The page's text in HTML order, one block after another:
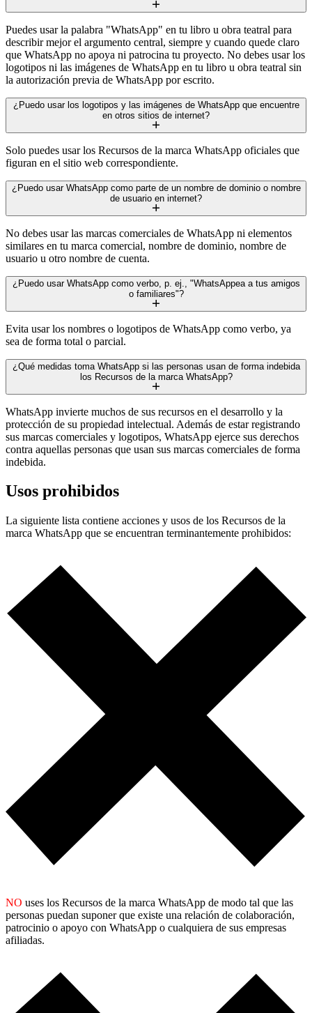
Puedes usar la palabra "WhatsApp" en tu libro u obra teatral para
describir mejor el argumento central, siempre y cuando quede claro
que WhatsApp no apoya ni patrocina tu proyecto. No debes usar los
logotipos ni las imágenes de WhatsApp en tu libro u obra teatral sin
la autorización previa de WhatsApp por escrito.
¿Puedo usar los logotipos y las imágenes de WhatsApp que encuentre
en otros sitios de internet?
Solo puedes usar los Recursos de la marca WhatsApp oficiales que
figuran en el sitio web correspondiente.
¿Puedo usar WhatsApp como parte de un nombre de dominio o nombre
de usuario en internet?
No debes usar las marcas comerciales de WhatsApp ni elementos
similares en tu marca comercial, nombre de dominio, nombre de
usuario u otro nombre de cuenta.
¿Puedo usar WhatsApp como verbo, p. ej., "WhatsAppea a tus amigos
o familiares"?
Evita usar los nombres o logotipos de WhatsApp como verbo, ya
sea de forma total o parcial.
¿Qué medidas toma WhatsApp si las personas usan de forma indebida
los Recursos de la marca WhatsApp?
WhatsApp invierte muchos de sus recursos en el desarrollo y la
protección de su propiedad intelectual. Además de estar registrando
sus marcas comerciales y logotipos, WhatsApp ejerce sus derechos
contra aquellas personas que usan sus marcas comerciales de forma
indebida.
Usos prohibidos
La siguiente lista contiene acciones y usos de los Recursos de la
marca WhatsApp que se encuentran terminantemente prohibidos:
NO uses los Recursos de la marca WhatsApp de modo tal que las
personas puedan suponer que existe una relación de colaboración,
patrocinio o apoyo con WhatsApp o cualquiera de sus empresas
afiliadas.